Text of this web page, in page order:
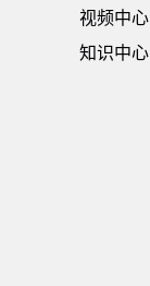
视频中心
知识中心